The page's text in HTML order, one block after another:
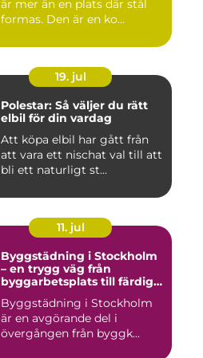
är mer än en plats där stål
formas. Den är en ko...
19. jul
Polestar: Så väljer du rätt
elbil för din vardag
Att köpa elbil har gått från
att vara ett nischat val till att
bli ett naturligt st...
11. jul
Byggstädning i Stockholm
– en trygg väg från
byggarbetsplats till färdig
Byggstädning i Stockholm
är en avgörande del i
övergången från byggk...